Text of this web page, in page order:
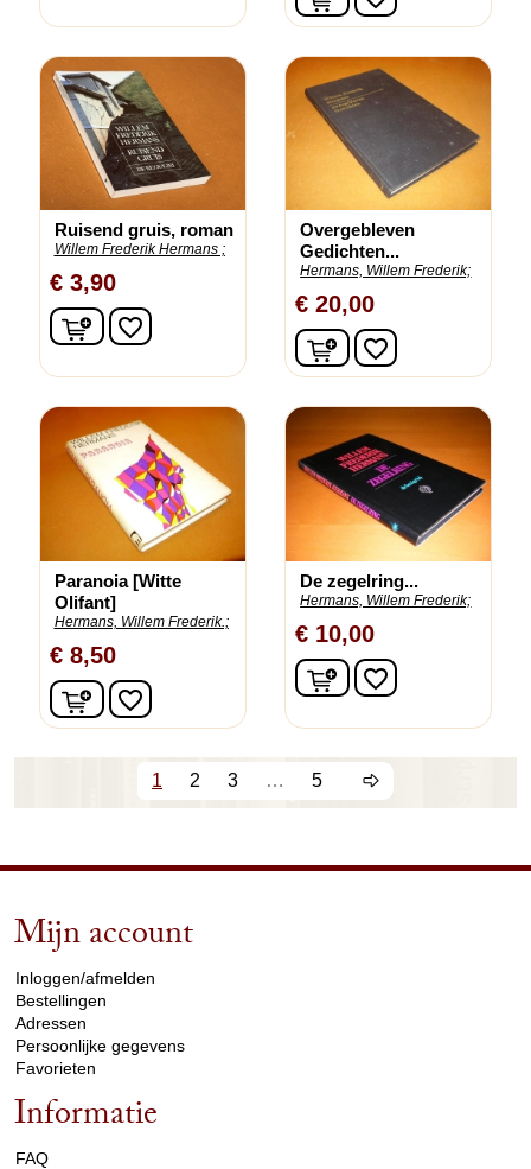
Ruisend gruis, roman
Willem Frederik Hermans ;
€ 3,90
In winkelwagen
favorite_border
Overgebleven
Gedichten...
Hermans, Willem Frederik;
€ 20,00
In winkelwagen
favorite_border
Paranoia [Witte
Olifant]
Hermans, Willem Frederik.;
€ 8,50
In winkelwagen
favorite_border
De zegelring...
Hermans, Willem Frederik;
€ 10,00
In winkelwagen
favorite_border
1 2 3 … 5
Mijn account
Inloggen/afmelden
Bestellingen
Adressen
Persoonlijke gegevens
Favorieten
Informatie
FAQ